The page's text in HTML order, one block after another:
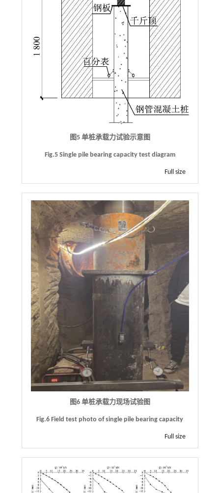
图5 单桩承载力试验示意图
Fig.5 Single pile bearing capacity test diagram
Full size
图6 单桩承载力现场试验图
Fig.6 Field test photo of single pile bearing capacity
Full size